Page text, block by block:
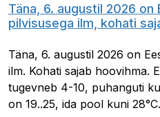
Täna, 6. augustil 2026 on
pilvisusega ilm, kohati
Täna, 6. augustil 2026 on
ilm. Kohati sajab hoovihma.
tugevneb 4-10, puhanguti
on 19..25, ida pool kuni 28°C.